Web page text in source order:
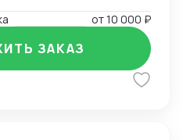
перевозки. Весь
курируется
здесь работают более
стран. На сегодня Global
Co., LTD
от10 000 ₽
ЗАКАЗ